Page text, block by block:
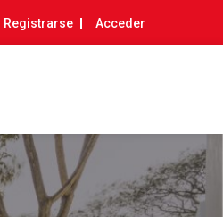
Registrarse Acceder